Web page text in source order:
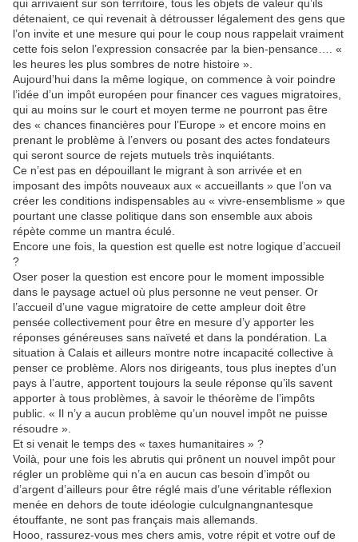
qui arrivaient sur son territoire, tous les objets de valeur qu’ils
détenaient, ce qui revenait à détrousser légalement des gens que
l’on invite et une mesure qui pour le coup nous rappelait vraiment
cette fois selon l’expression consacrée par la bien-pensance…. «
les heures les plus sombres de notre histoire ».
Aujourd’hui dans la même logique, on commence à voir poindre
l’idée d’un impôt européen pour financer ces vagues migratoires,
qui au moins sur le court et moyen terme ne pourront pas être
des « chances financières pour l’Europe » et encore moins en
prenant le problème à l’envers ou posant des actes fondateurs
qui seront source de rejets mutuels très inquiétants.
Ce n’est pas en dépouillant le migrant à son arrivée et en
imposant des impôts nouveaux aux « accueillants » que l’on va
créer les conditions indispensables au « vivre-ensemblisme » que
pourtant une classe politique dans son ensemble aux abois
répète comme un mantra éculé.
Encore une fois, la question est quelle est notre logique d’accueil
?
Oser poser la question est encore pour le moment impossible
dans le paysage actuel où plus personne ne veut penser. Or
l’accueil d’une vague migratoire de cette ampleur doit être
pensée collectivement pour être en mesure d’y apporter les
réponses généreuses sans naïveté et dans la pondération. La
situation à Calais et ailleurs montre notre incapacité collective à
penser ce problème. Alors nos dirigeants, tous plus ineptes d’un
pays à l’autre, apportent toujours la seule réponse qu’ils savent
apporter à tous problèmes, à savoir le théorème de l’impôts
public. « Il n’y a aucun problème qu’un nouvel impôt ne puisse
résoudre ».
Et si venait le temps des « taxes humanitaires » ?
Voilà, pour une fois les abrutis qui prônent un nouvel impôt pour
régler un problème qui n’a en aucun cas besoin d’impôt ou
d’argent d’ailleurs pour être réglé mais d’une véritable réflexion
menée en dehors de toute idéologie culculgnangnantesque
étouffante, ne sont pas français mais allemands.
Hooo, rassurez-vous mes chers amis, votre répit et votre ouf de